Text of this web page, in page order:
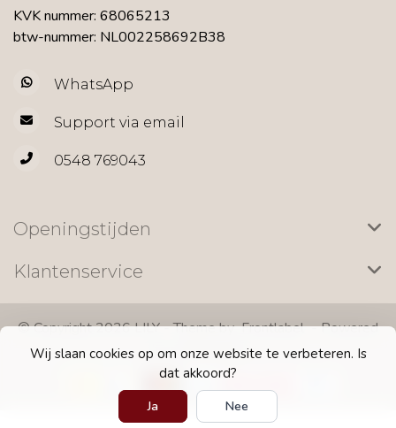
Wij slaan cookies op om onze website te verbeteren. Is
dat akkoord?
Ja
Nee
KVK nummer: 68065213
btw-nummer: NL002258692B38
WhatsApp
Support via email
0548 769043
Openingstijden
Klantenservice
© Copyright 2026 LILY - Theme byFrontlabel- Powered
byLightspeed